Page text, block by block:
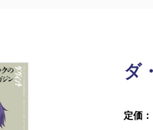
ダ
定価：